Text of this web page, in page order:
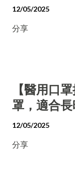
12/05/2025
分享
【醫用口
罩，適合
12/05/2025
分享